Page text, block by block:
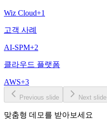
Wiz Cloud+1
고객 사례
AI-SPM+2
클라우드 플랫폼
AWS+3
Previous slide Next slide
맞춤형 데모를 받아보세요